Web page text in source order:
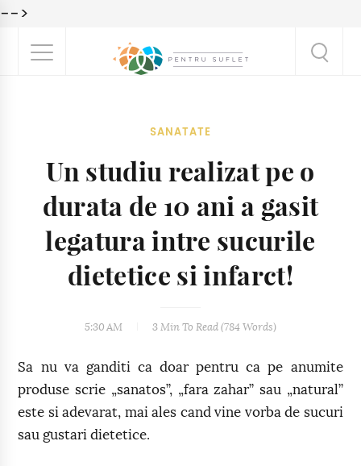
-->
SANATATE
Un studiu realizat pe o
durata de 10 ani a gasit
legatura intre sucurile
dietetice si infarct!
5:30 AM 3 Min To Read (784 Words)
Sa nu va ganditi ca doar pentru ca pe anumite
produse scrie „sanatos”, „fara zahar” sau „natural”
este si adevarat, mai ales cand vine vorba de sucuri
sau gustari dietetice.